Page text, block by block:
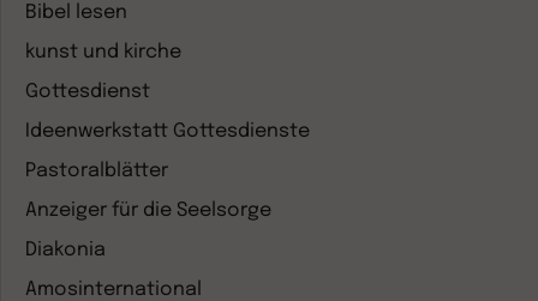
Bibel lesen
kunst und kirche
Gottesdienst
Ideenwerkstatt Gottesdienste
Pastoralblätter
Anzeiger für die Seelsorge
Diakonia
Amosinternational